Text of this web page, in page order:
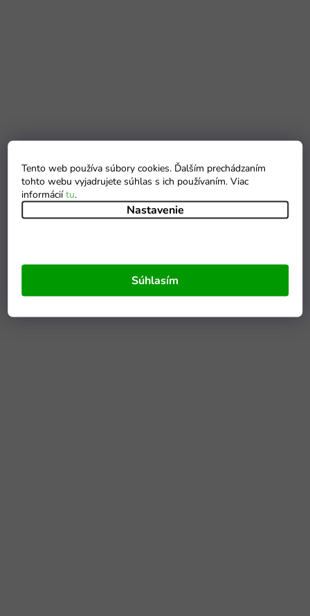
Tento web používa súbory cookies. Ďalším prechádzaním
tohto webu vyjadrujete súhlas s ich používaním. Viac
informáciítu.
Nastavenie
Súhlasím